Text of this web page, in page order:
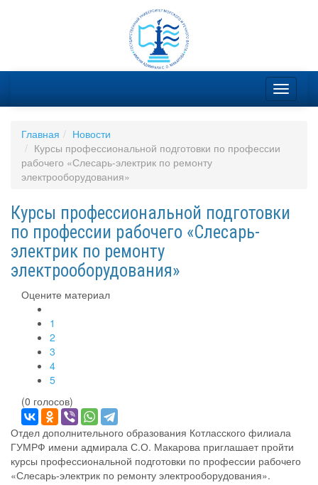
Главная
Новости
Курсы профессиональной подготовки по профессии
рабочего «Слесарь-электрик по ремонту
электрооборудования»
Курсы профессиональной подготовки
по профессии рабочего «Слесарь-
электрик по ремонту
электрооборудования»
Оцените материал
1
2
3
4
5
(0 голосов)
Отдел дополнительного образования Котласского филиала
ГУМРФ имени адмирала С.О. Макарова приглашает пройти
курсы профессиональной подготовки по профессии рабочего
«Слесарь-электрик по ремонту электрооборудования».